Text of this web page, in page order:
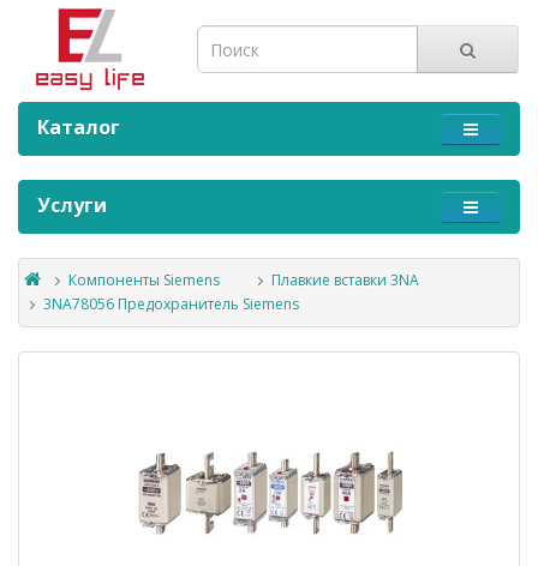
Каталог
Услуги
Компоненты Siemens
Плавкие вставки 3NA
3NA78056 Предохранитель Siemens